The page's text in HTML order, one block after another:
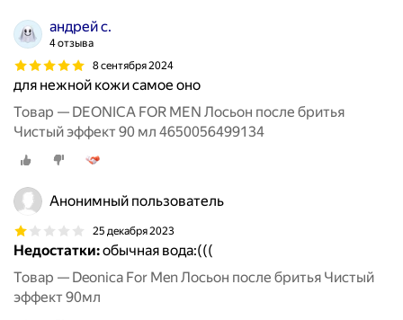
андрей с.
4 отзыва
8 сентября 2024
для нежной кожи самое оно
Товар — DEONICA FOR MEN Лосьон после бритья
Чистый эффект 90 мл 4650056499134
Анонимный пользователь
25 декабря 2023
Недостатки:обычная вода:(((
Товар — Deonica For Men Лосьон после бритья Чистый
эффект 90мл